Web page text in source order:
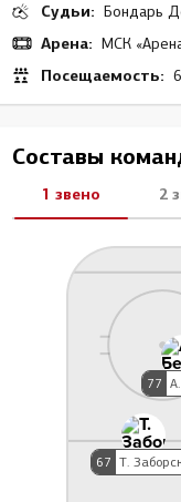
Судьи: Бондарь
Арена: МСК
Посещаемость:
Составы
1 звено 2
77
67 Т.